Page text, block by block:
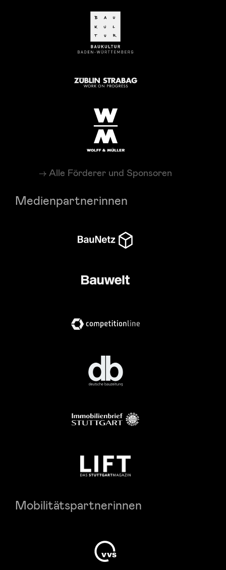
Alle Förderer und Sponsoren
Medienpartnerinnen
Mobilitätspartnerinnen